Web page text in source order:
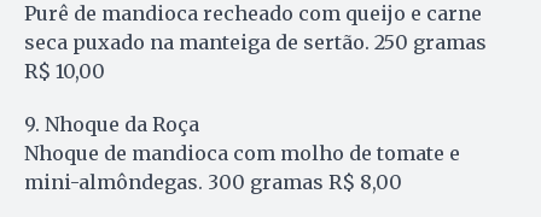
Purê de mandioca recheado com queijo e carne
seca puxado na manteiga de sertão. 250 gramas
R$ 10,00
9. Nhoque da Roça
Nhoque de mandioca com molho de tomate e
mini-almôndegas. 300 gramas R$ 8,00